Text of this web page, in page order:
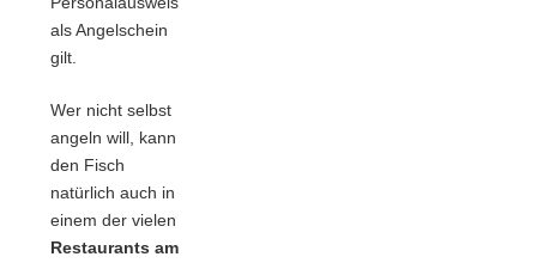
als Angelschein
gilt.
Wer nicht selbst
angeln will, kann
den Fisch
natürlich auch in
einem der vielen
Restaurants am